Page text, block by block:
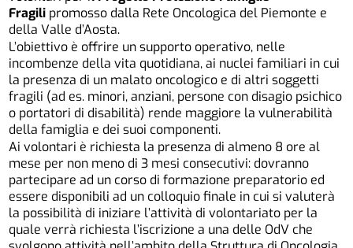
Fragili promosso dalla Rete Oncologica del Piemonte e
della Valle d’Aosta.
L’obiettivo è offrire un supporto operativo, nelle
incombenze della vita quotidiana, ai nuclei familiari in cui
la presenza di un malato oncologico e di altri soggetti
fragili (ad es. minori, anziani, persone con disagio psichico
o portatori di disabilità) rende maggiore la vulnerabilità
della famiglia e dei suoi componenti.
Ai volontari è richiesta la presenza di almeno 8 ore al
mese per non meno di 3 mesi consecutivi: dovranno
partecipare ad un corso di formazione preparatorio ed
essere disponibili ad un colloquio finale in cui si valuterà
la possibilità di iniziare l’attività di volontariato per la
quale verrà richiesta l’iscrizione a una delle OdV che